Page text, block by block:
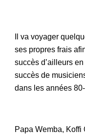
Il va voyager
ses propres frais
succès d’ailleurs
succès de
dans les années
Papa Wemba,